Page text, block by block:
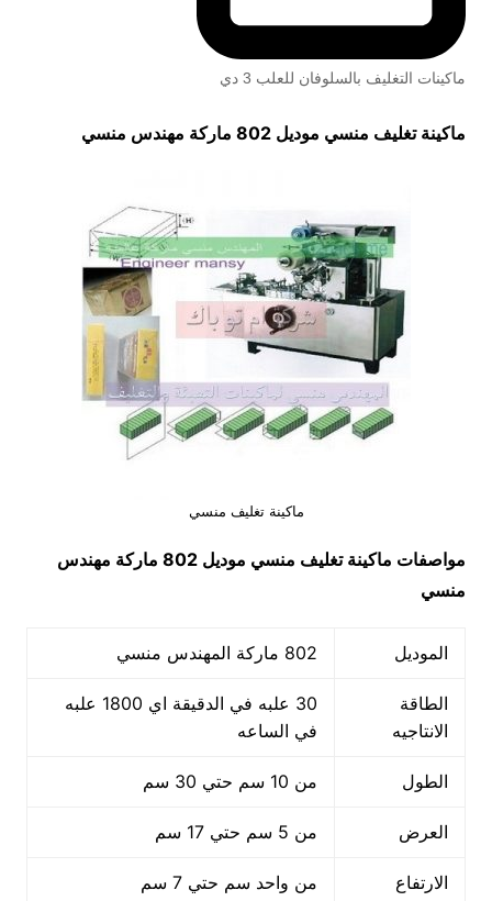
ماكينات التغليف بالسلوفان للعلب 3 دي
ماكينة تغليف منسي موديل 802 ماركة مهندس منسي
ماكينة تغليف منسي
مواصفات ماكينة تغليف منسي
موديل 802 ماركة مهندس
منسي
الموديل 802 ماركة المهندس منسي
الطاقة
الانتاجيه
30 علبه في الدقيقة اي 1800 علبه
في الساعه
الطول من 10 سم حتي 30 سم
العرض من 5 سم حتي 17 سم
الارتفاع من واحد سم حتي 7 سم